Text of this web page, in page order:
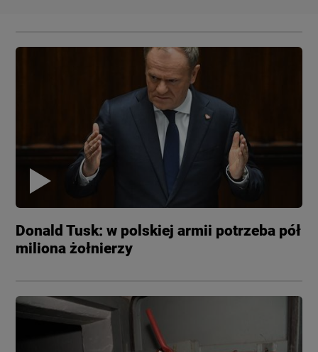
Donald Tusk: w polskiej armii potrzeba pół
miliona żołnierzy